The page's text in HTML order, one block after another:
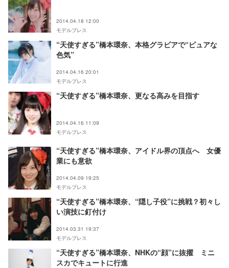
2014.04.18 12:00
モデルプレス
“天使すぎる”橋本環奈、本格グラビアで“ピュアな
色気”
2014.04.16 20:01
モデルプレス
“天使すぎる”橋本環奈、更なる高みを目指す
2014.04.16 11:09
モデルプレス
“天使すぎる”橋本環奈、アイドル界の頂点へ 女優
業にも意欲
2014.04.09 19:25
モデルプレス
“天使すぎる”橋本環奈、“隠し子役”に挑戦？初々し
い演技に釘付け
2014.03.31 19:37
モデルプレス
“天使すぎる”橋本環奈、NHKの“顔”に抜擢 ミニ
スカでキュートに行進